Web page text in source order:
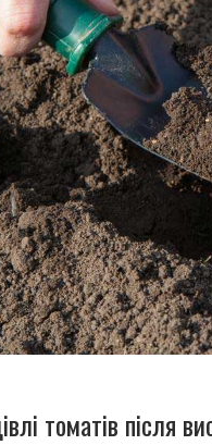
томатів після